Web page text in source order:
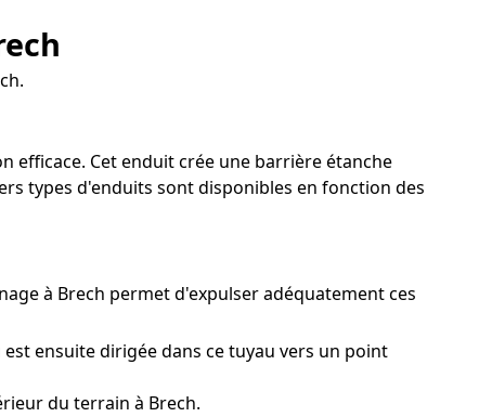
efficace. Cet enduit crée une barrière étanche
types d'enduits sont disponibles en fonction des
à Brech permet d'expulser adéquatement ces
ensuite dirigée dans ce tuyau vers un point
du terrain à Brech.